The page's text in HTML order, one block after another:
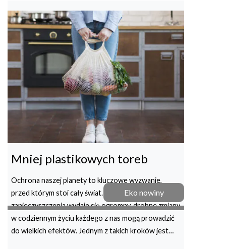
Eko nowiny
Mniej plastikowych toreb
Ochrona naszej planety to kluczowe wyzwanie,
przed którym stoi cały świat. Choć problem
zanieczyszczenia wydaje się ogromny, drobne zmiany
w codziennym życiu każdego z nas mogą prowadzić
do wielkich efektów. Jednym z takich kroków jest…